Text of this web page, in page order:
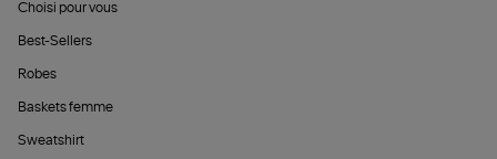
Choisi pour vous
Best-Sellers
Robes
Baskets femme
Sweatshirt